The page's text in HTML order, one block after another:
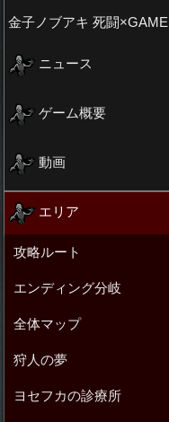
金子ノブアキ 死闘×GAME
ニュース
ゲーム概要
動画
エリア
攻略ルート
エンディング分岐
全体マップ
狩人の夢
ヨセフカの診療所